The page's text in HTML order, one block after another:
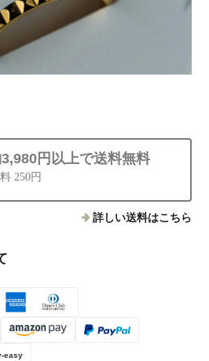
円以上で送料無料
250円
詳しい送料はこちら
easy